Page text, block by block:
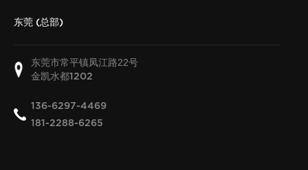
东莞 (总部)
东莞市常平镇凤江路22号
金凯水都1202
136-6297-4469
181-2288-6265